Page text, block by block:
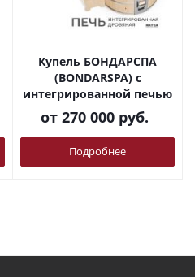
Купель БОНДАРСПА
(BONDARSPA) с
интегрированной печью
от 270 000 руб.
Подробнее